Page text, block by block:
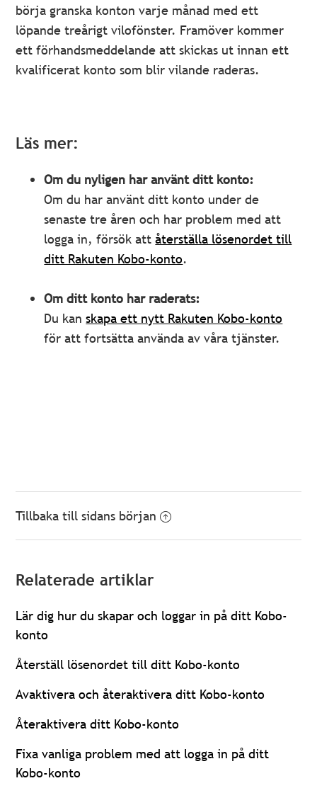
börja granska konton varje månad med ett
löpande treårigt vilofönster. Framöver kommer
ett förhandsmeddelande att skickas ut innan ett
kvalificerat konto som blir vilande raderas.
Läs mer:
Om du nyligen har använt ditt konto:
Om du har använt ditt konto under de
senaste tre åren och har problem med att
logga in, försök attåterställa lösenordet till
ditt Rakuten Kobo-konto.
Om ditt konto har raderats:
Du kanskapa ett nytt Rakuten Kobo-konto
för att fortsätta använda av våra tjänster.
Tillbaka till sidans början
Relaterade artiklar
Lär dig hur du skapar och loggar in på ditt Kobo-
konto
Återställ lösenordet till ditt Kobo-konto
Avaktivera och återaktivera ditt Kobo-konto
Återaktivera ditt Kobo-konto
Fixa vanliga problem med att logga in på ditt
Kobo-konto